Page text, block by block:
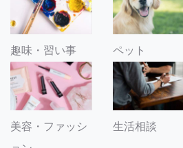
趣味・習い事 ペット
美容・ファッシ
生活相談